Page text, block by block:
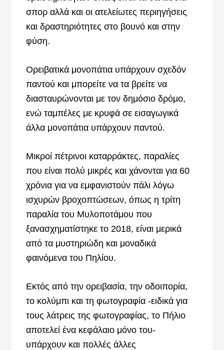
σπορ αλλά και οι ατελείωτες περιηγήσεις
και δραστηριότητες στο βουνό και στην
φύση.
Ορειβατικά μονοπάτια υπάρχουν σχεδόν
παντού και μπορείτε να τα βρείτε να
διασταυρώνονται με τον δημόσιο δρόμο,
ενώ ταμπέλες με κρυφά σε εισαγωγικά
άλλα μονοπάτια υπάρχουν παντού.
Μικροί πέτρινοι καταρράκτες, παραλίες
που είναι πολύ μικρές και χάνονται για 60
χρόνια για να εμφανιστούν πάλι λόγω
ισχυρών βροχοπτώσεων, όπως η τρίτη
παραλία του Μυλοποτάμου που
ξανασχηματίστηκε το 2018, είναι μερικά
από τα μυστηριώδη και μοναδικά
φαινόμενα του Πηλίου.
Εκτός από την ορειβασία, την οδοιπορία,
το κολύμπι και τη φωτογραφία -ειδικά για
τους λάτρεις της φωτογραφίας, το Πήλιο
αποτελεί ένα κεφάλαιο μόνο του-
υπάρχουν και πολλές άλλες